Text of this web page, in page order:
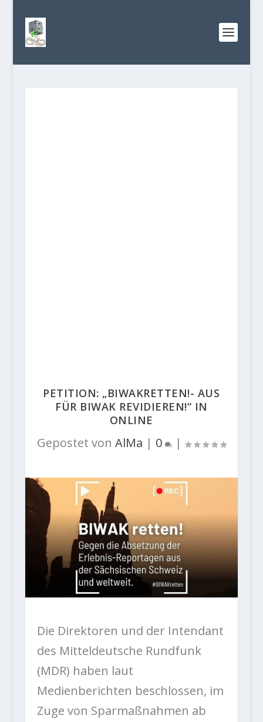
PETITION: „BIWAKRETTEN!- AUS
FÜR BIWAK REVIDIEREN!“ IN
ONLINE
Gepostet von AlMa | 0 |
Die Direktoren und der Intendant
des Mitteldeutsche Rundfunk
(MDR) haben laut
Medienberichten beschlossen, im
Zuge von Sparmaßnahmen ab